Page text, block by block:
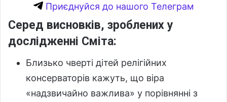
Приєднуйся до нашого Телеграм
Серед висновків, зроблених у
дослідженні Сміта:
Близько чверті дітей релігійних
консерваторів кажуть, що віра
«надзвичайно важлива» у порівнянні з